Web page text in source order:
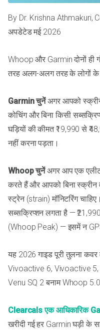
By Dr. Krishna Athmakuri,
अपडेटेड मई 2026
Whoop और Garmin दोनों ही
तरह अलग-अलग तरह के लोगों के
Garmin चुनेंअगर आपको
कोचिंग और बिना किसी
घड़ियों की कीमत ₹19,990 से
नहीं करना पड़ता।
Whoop चुनेंअगर आप एक
करते हैं और आपको बिना स्क्रीन
स्ट्रेन (strain) मॉनिटरिंग
सब्सक्रिप्शन लगता है —
(Whoop Peak) — इसमें न
यह 2026 गाइड पूरी तुलना
Vivoactive 6, Vivoactive
Venu SQ 2 बनाम Whoop
Clearcals एक आधिकारिक
खरीदी गई हर Garmin घड़ी के